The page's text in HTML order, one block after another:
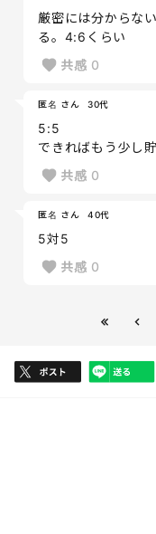
厳密には分からな
る。4:6くらい
共感 0
匿名 さん 30代
5:5
できればもう少し
共感 0
匿名 さん 40代
5対5
共感 0